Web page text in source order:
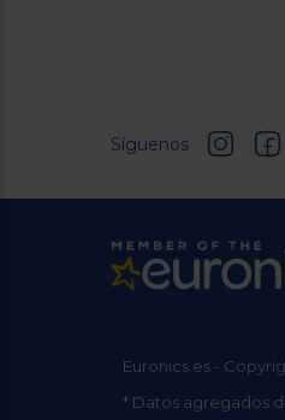
Síguenos
Euronics.es -
* Datos agregados